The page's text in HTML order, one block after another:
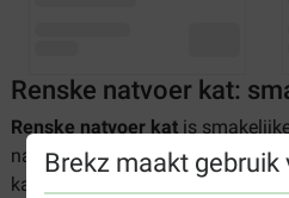
Brekz maakt
Renske natvoer kat:
Renske natvoer kat is
natvoeding voor de kat. De
kattenvoer is om voer te